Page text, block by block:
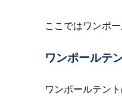
ここではワンポ
ワンポールテ
ワンポールテン